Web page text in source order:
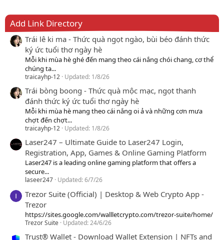
Add Link Directory
Trái lê ki ma - Thức quà ngọt ngào, bùi béo đánh thức
ký ức tuổi thơ ngày hè
Mỗi khi mùa hè ghé đến mang theo cái nắng chói chang, cơ thể
chúng ta...
traicayhp-12 Updated: 1/8/26
Trái bòng boong - Thức quà mộc mạc, ngọt thanh
đánh thức ký ức tuổi thơ ngày hè
Mỗi khi mùa hè mang theo cái nắng oi ả và những cơn mưa
chợt đến chợt...
traicayhp-12 Updated: 1/8/26
Laser247 – Ultimate Guide to Laser247 Login,
Registration, App, Games & Online Gaming Platform
Laser247 is a leading online gaming platform that offers a
secure...
laseer247 Updated:6/7/26
Trezor Suite (Official) | Desktop & Web Crypto App -
Trezor
https://sites.google.com/wallletcrypto.com/trezor-suite/home/
Trezor Suite Updated:24/6/26
Trust® Wallet - Download Wallet Extension | NFTs and